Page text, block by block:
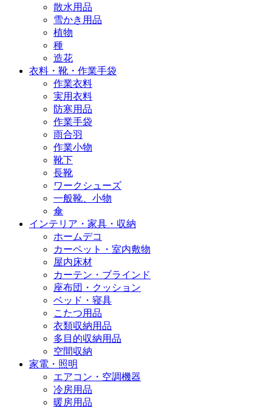
散水用品
雪かき用品
植物
種
造花
衣料・靴・作業手袋
作業衣料
実用衣料
防寒用品
作業手袋
雨合羽
作業小物
靴下
長靴
ワークシューズ
一般靴、小物
傘
インテリア・家具・収納
ホームデコ
カーペット・室内敷物
屋内床材
カーテン・ブラインド
座布団・クッション
ベッド・寝具
こたつ用品
衣類収納用品
多目的収納用品
空間収納
家電・照明
エアコン・空調機器
冷房用品
暖房用品